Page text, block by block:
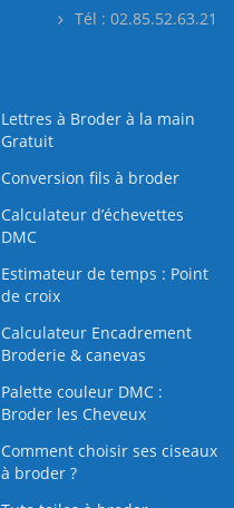
Tél : 02.85.52.63.21
Lettres à Broder à la main
Gratuit
Conversion fils à broder
Calculateur d’échevettes
DMC
Estimateur de temps : Point
de croix
Calculateur Encadrement
Broderie & canevas
Palette couleur DMC :
Broder les Cheveux
Comment choisir ses ciseaux
à broder ?